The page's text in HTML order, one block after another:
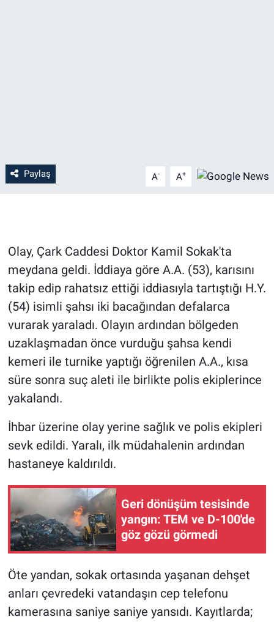
Paylaş A- A+
Olay, Çark Caddesi Doktor Kamil Sokak'ta
meydana geldi. İddiaya göre A.A. (53), karısını
takip edip rahatsız ettiği iddiasıyla tartıştığı H.Y.
(54) isimli şahsı iki bacağından defalarca
vurarak yaraladı. Olayın ardından bölgeden
uzaklaşmadan önce vurduğu şahsa kendi
kemeri ile turnike yaptığı öğrenilen A.A., kısa
süre sonra suç aleti ile birlikte polis ekiplerince
yakalandı.
İhbar üzerine olay yerine sağlık ve polis ekipleri
sevk edildi. Yaralı, ilk müdahalenin ardından
hastaneye kaldırıldı.
Geri dönüşüm tesisinde
yangın: TEM ve D-100'de
göz gözü görmedi
Öte yandan, sokak ortasında yaşanan dehşet
anları çevredeki vatandaşın cep telefonu
kamerasına saniye saniye yansıdı. Kayıtlarda;